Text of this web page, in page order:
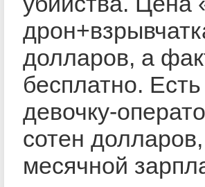
долларов, а
бесплатно.
девочку-
сотен
месячной